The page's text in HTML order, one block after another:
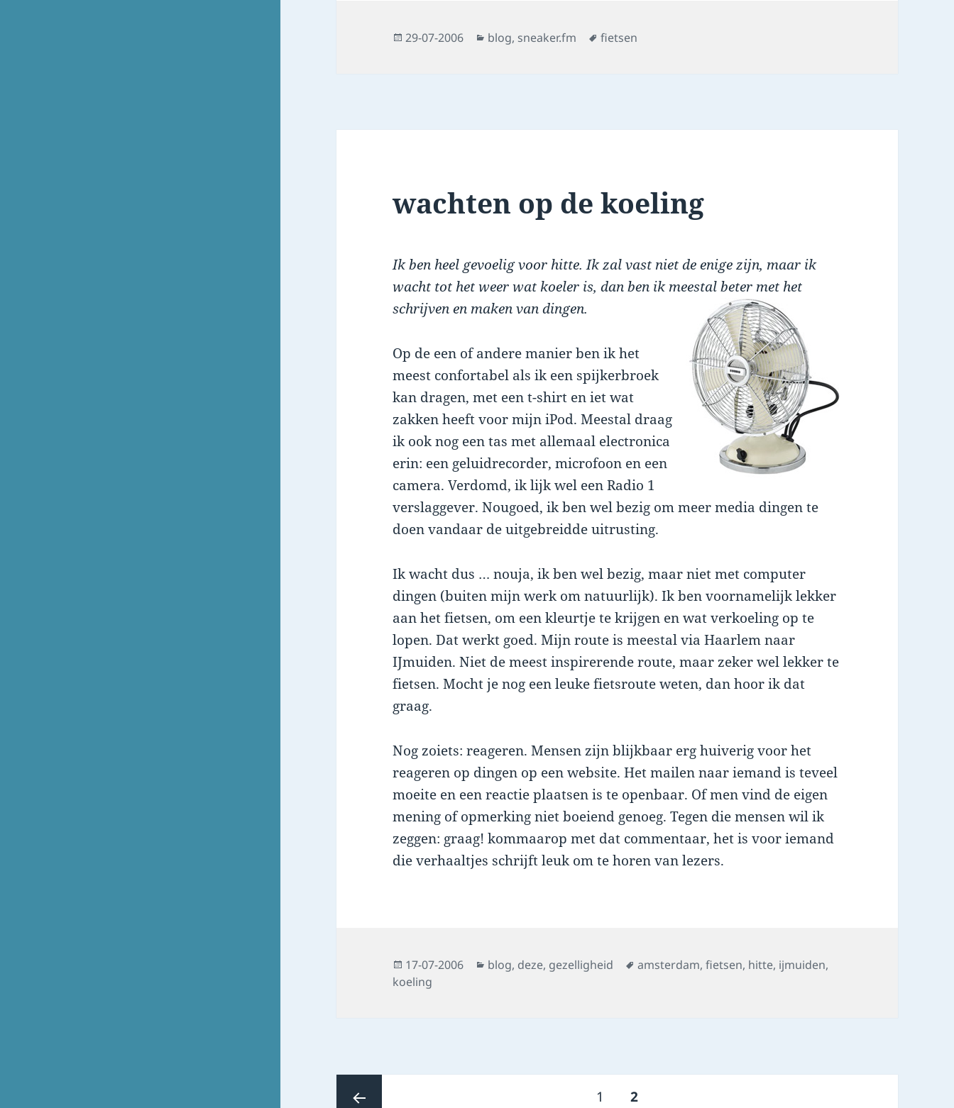
Posted
29-07-2006 Categories
blog, sneaker.fm Tags
fietsen
wachten op de koeling
Ik ben heel gevoelig voor hitte. Ik zal vast niet de enige zijn, maar ik
wacht tot het weer wat koeler is, dan ben ik meestal beter met het
schrijven en maken van dingen.
Op de een of andere manier ben ik het
meest confortabel als ik een spijkerbroek
kan dragen, met een t-shirt en iet wat
zakken heeft voor mijn iPod. Meestal draag
ik ook nog een tas met allemaal electronica
erin: een geluidrecorder, microfoon en een
camera. Verdomd, ik lijk wel een Radio 1
verslaggever. Nougoed, ik ben wel bezig om meer media dingen te
doen vandaar de uitgebreidde uitrusting.
Ik wacht dus … nouja, ik ben wel bezig, maar niet met computer
dingen (buiten mijn werk om natuurlijk). Ik ben voornamelijk lekker
aan het fietsen, om een kleurtje te krijgen en wat verkoeling op te
lopen. Dat werkt goed. Mijn route is meestal via Haarlem naar
IJmuiden. Niet de meest inspirerende route, maar zeker wel lekker te
fietsen. Mocht je nog een leuke fietsroute weten, dan hoor ik dat
graag.
Nog zoiets: reageren. Mensen zijn blijkbaar erg huiverig voor het
reageren op dingen op een website. Het mailen naar iemand is teveel
moeite en een reactie plaatsen is te openbaar. Of men vind de eigen
mening of opmerking niet boeiend genoeg. Tegen die mensen wil ik
zeggen: graag! kommaarop met dat commentaar, het is voor iemand
die verhaaltjes schrijft leuk om te horen van lezers.
Posted
on
17-07-2006 Categories
blog, deze, gezelligheid Tags
amsterdam,fietsen, hitte, ijmuiden,
koeling
Page
1 PAGE
2